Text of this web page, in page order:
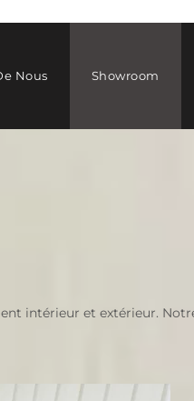
Nous Showroom
intérieur et extérieur.